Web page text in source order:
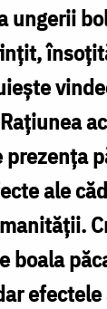
ungerii
prezenţa
ale
boala